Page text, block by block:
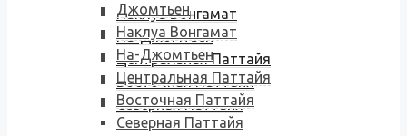
Наклуа Вонгамат
На-Джомтьен
Центральная Паттайя
Восточная Паттайя
Северная Паттайя
Джомтьен
Наклуа Вонгамат
На-Джомтьен
Центральная Паттайя
Восточная Паттайя
Северная Паттайя